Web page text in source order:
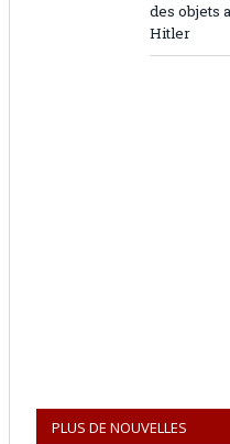
des objets
Hitler
PLUS DE NOUVELLES